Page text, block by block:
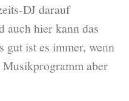
DJ darauf
auch hier kann das
gut ist es immer, wenn
aber